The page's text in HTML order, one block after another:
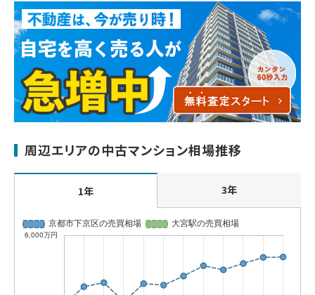
周辺エリアの中古マンション相場推移
1年 3年